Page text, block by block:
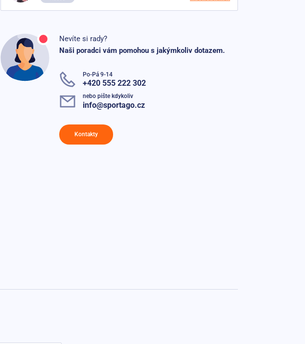
Nevíte si rady?
Naši poradci vám pomohou s jakýmkoliv dotazem.
Po-Pá 9-14
+420 555 222 302
nebo pište kdykoliv
info@sportago.cz
Kontakty